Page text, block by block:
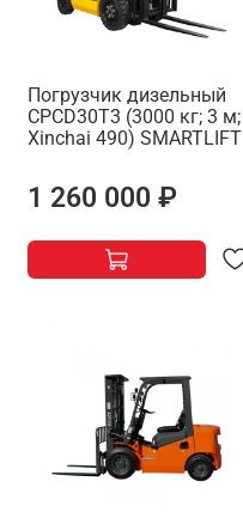
Погрузчик дизельный
CPCD30T3 (3000 кг; 3 м;
Xinchai 490) SMARTLIFT
1 260 000 ₽